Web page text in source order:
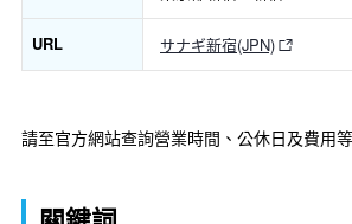
URL サナギ新宿(JPN)
請至官方網站查詢營業時間、公休日及費用